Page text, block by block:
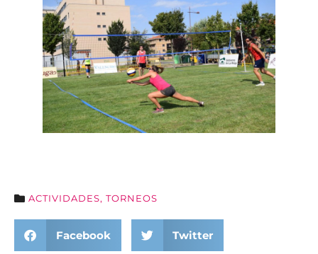
ACTIVIDADES, TORNEOS
Facebook Twitter